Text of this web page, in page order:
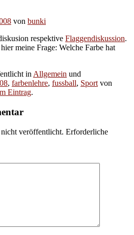
von bunki
respektive Flaggendiskussion.
meine Frage: Welche Farbe hat
inAllgemein und
, farbenlehre, fussball, Sportvon
Eintrag.
veröffentlicht. Erforderliche